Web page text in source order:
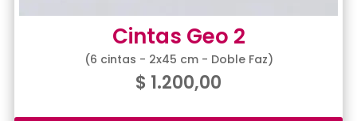
Cintas Geo 2
(6 cintas - 2x45 cm - Doble Faz)
$ 1.200,00